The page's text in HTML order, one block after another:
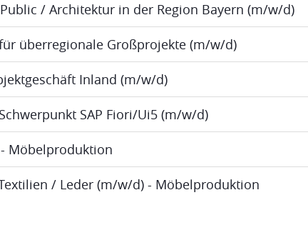
/ Architektur in der Region Bayern (m/w/d)
überregionale Großprojekte (m/w/d)
Inland (m/w/d)
SAP Fiori/Ui5 (m/w/d)
Möbelproduktion
/ Leder (m/w/d) - Möbelproduktion